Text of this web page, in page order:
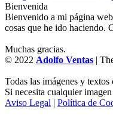
Bienvenida
Bienvenido a mi página
cosas que he ido haciendo.
Muchas gracias.
© 2022 Adolfo Ventas |
Todas las imágenes y
Si necesita cualquier
Aviso Legal | Política de